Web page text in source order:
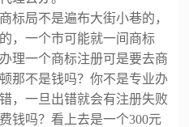
标局不是遍布大街小巷的，
，一个市可能就一间商标
理一个商标注册可是要去商
那不是钱吗？你不是专业办
，一旦出错就会有注册失败
钱吗？看上去是一个300元